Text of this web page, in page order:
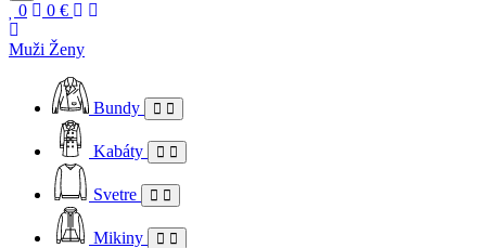
0 0 €
Muži Ženy
Bundy
Kabáty
Svetre
Mikiny